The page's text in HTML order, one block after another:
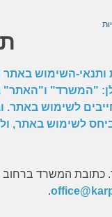
ותנאי-השימוש
"המשרד"
ביחס לשימוש באתר,
.